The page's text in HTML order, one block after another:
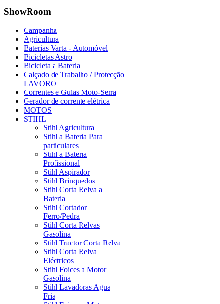
ShowRoom
Campanha
Agricultura
Baterias Varta - Automóvel
Bicicletas Astro
Bicicleta a Bateria
Calçado de Trabalho / Protecção
LAVORO
Correntes e Guias Moto-Serra
Gerador de corrente elétrica
MOTOS
STIHL
Stihl Agricultura
Stihl a Bateria Para
particulares
Stihl a Bateria
Profissional
Stihl Aspirador
Stihl Brinquedos
Stihl Corta Relva a
Bateria
Stihl Cortador
Ferro/Pedra
Stihl Corta Relvas
Gasolina
Stihl Tractor Corta Relva
Stihl Corta Relva
Eléctricos
Stihl Foices a Motor
Gasolina
Stihl Lavadoras Agua
Fria